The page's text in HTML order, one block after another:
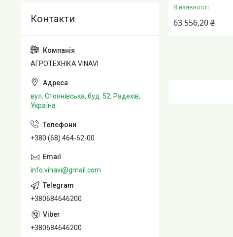
В наявності
63 556,20 ₴
АГРОТЕХНІКА VINAVI
вул. Стоянівська, буд. 52, Радехів,
Україна
+380 (68) 464-62-00
info.vinavi@gmail.com
+380684646200
+380684646200